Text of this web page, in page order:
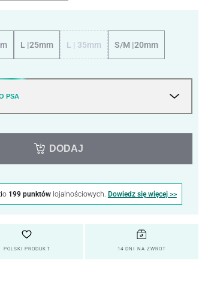
L |25mm L | 35mm S/M |20mm
PSA
DODAJ
199 punktówlojalnościowych. Dowiedz się więcej >>
POLSKI PRODUKT 14 DNI NA ZWROT